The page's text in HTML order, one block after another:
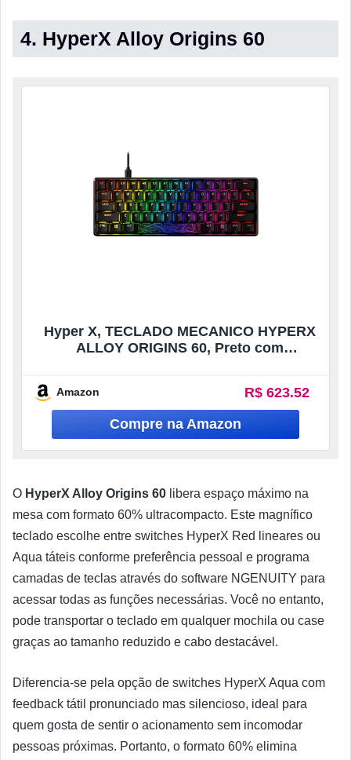
4. HyperX Alloy Origins 60
Hyper X, TECLADO MECANICO HYPERX
ALLOY ORIGINS 60, Preto com
Amazon R$ 623.52
O HyperX Alloy Origins 60 libera espaço máximo na
mesa com formato 60% ultracompacto. Este magnífico
teclado escolhe entre switches HyperX Red lineares ou
Aqua táteis conforme preferência pessoal e programa
camadas de teclas através do software NGENUITY para
acessar todas as funções necessárias. Você no entanto,
pode transportar o teclado em qualquer mochila ou case
graças ao tamanho reduzido e cabo destacável.
Diferencia-se pela opção de switches HyperX Aqua com
feedback tátil pronunciado mas silencioso, ideal para
quem gosta de sentir o acionamento sem incomodar
pessoas próximas. Portanto, o formato 60% elimina